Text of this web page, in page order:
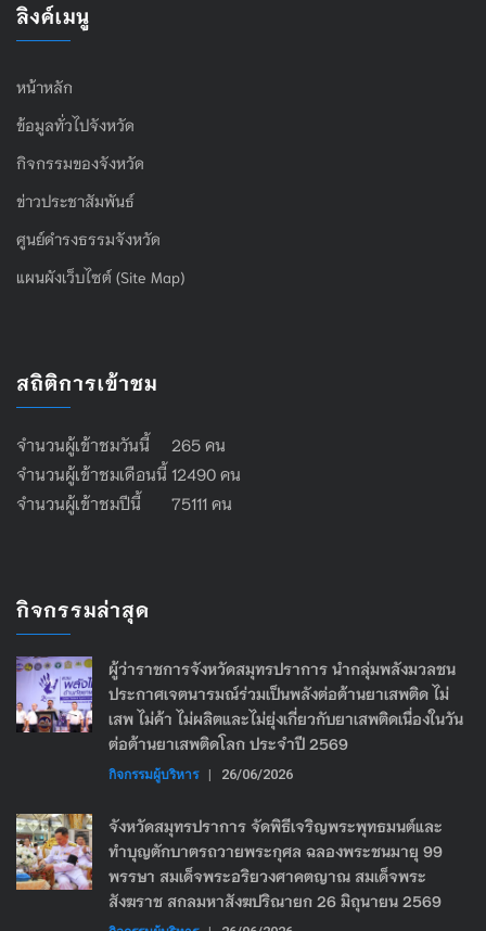
ลิงค์เมนู
หน้าหลัก
ข้อมูลทั่วไปจังหวัด
กิจกรรมของจังหวัด
ข่าวประชาสัมพันธ์
ศูนย์ดำรงธรรมจังหวัด
แผนผังเว็บไซต์ (Site Map)
สถิติการเข้าชม
จำนวนผู้เข้าชมวันนี้ 265 คน
จำนวนผู้เข้าชมเดือนนี้ 12490 คน
จำนวนผู้เข้าชมปีนี้ 75111 คน
กิจกรรมล่าสุด
ผู้ว่าราชการจังหวัดสมุทรปราการ นำกลุ่มพลังมวลชน
ประกาศเจตนารมณ์ร่วมเป็นพลังต่อต้านยาเสพติด ไม่
เสพ ไม่ค้า ไม่ผลิตและไม่ยุ่งเกี่ยวกับยาเสพติดเนื่องในวัน
ต่อต้านยาเสพติดโลก ประจำปี 2569
กิจกรรมผู้บริหาร | 26/06/2026
จังหวัดสมุทรปราการ จัดพิธีเจริญพระพุทธมนต์และ
ทำบุญตักบาตรถวายพระกุศล ฉลองพระชนมายุ 99
พรรษา สมเด็จพระอริยวงศาคตญาณ สมเด็จพระ
สังฆราช สกลมหาสังฆปริณายก 26 มิถุนายน 2569